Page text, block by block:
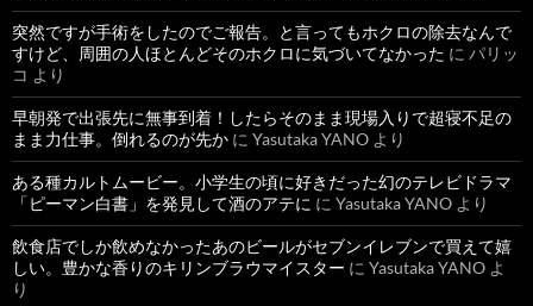
突然ですが手術をしたのでご報告。と言ってもホクロの除去なんで
すけど、周囲の人ほとんどそのホクロに気づいてなかった に パリッ
コ より
早朝発で出張先に無事到着！したらそのまま現場入りで超寝不足の
まま力仕事。倒れるのが先か に Yasutaka YANO より
ある種カルトムービー。小学生の頃に好きだった幻のテレビドラマ
「ピーマン白書」を発見して酒のアテに に Yasutaka YANO より
飲食店でしか飲めなかったあのビールがセブンイレブンで買えて嬉
しい。豊かな香りのキリンブラウマイスター に Yasutaka YANO よ
り